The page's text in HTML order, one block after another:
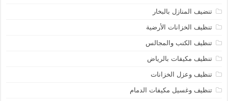
تنضيف المنازل بالبخار
تنظيف الخزانات الأرضية
تنظيف الكنب والمجالس
تنظيف مكيفات بالرياض
تنظيف وعزل الخزانات
تنظيف وغسيل مكيفات الدمام